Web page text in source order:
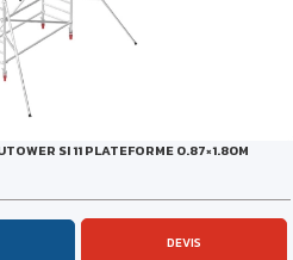
SI 11 PLATEFORME 0.87×1.80M
DEVIS